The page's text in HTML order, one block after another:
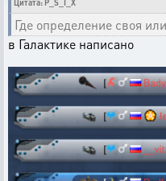
Цитата: P_S_I_X
Где определение своя
в Галактике написано